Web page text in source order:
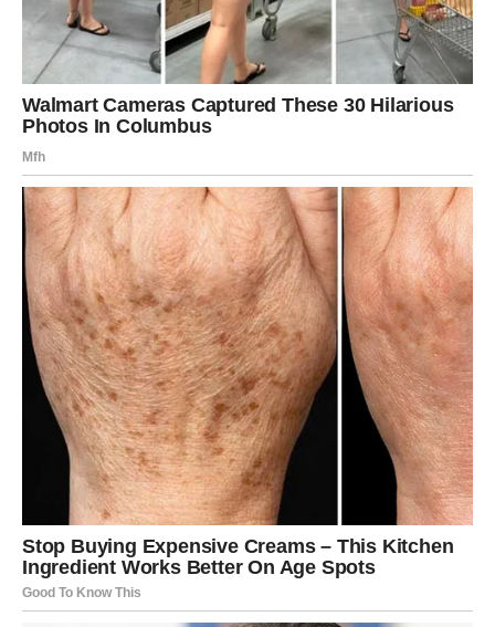
Sudbina vam konačno vraća
osmijeh
vraća. Zvijezde pokazuju da ste prošle kroz težak period
upravo zato da biste sada mogle ući u mnogo srećniju
životnu fazu.
Pred vama su dani tokom kojih biste mogle ostvariti ono
što ste dugo priželjkivale. Novac, ljubav i lijepe emocije
polako dolaze u vaš život, a vi ćete konačno osjetiti kako
izgleda kada sreća stane na vašu stranu.
Do kraja maja ništa više neće biti
isto
Ostatak maja za vas neće biti običan period. Ovo je
vrijeme tokom kojeg biste mogle napraviti veliki korak
naprijed i ostaviti iza sebe sve ono što vas je dugo